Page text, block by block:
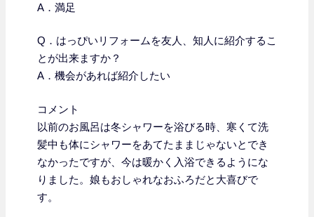
A．満足
Q．はっぴいリフォームを友人、知人に紹介するこ
とが出来ますか？
A．機会があれば紹介したい
コメント
以前のお風呂は冬シャワーを浴びる時、寒くて洗
髪中も体にシャワーをあてたままじゃないとでき
なかったですが、今は暖かく入浴できるようにな
りました。娘もおしゃれなおふろだと大喜びで
す。